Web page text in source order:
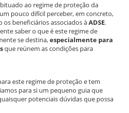
ao regime de proteção da
pouco difícil perceber, em concreto,
os beneficiários associados àADSE.
saber o que é este regime de
se destina,especialmente para
que reúnem as condições para
este regime de proteção e tem
para si um pequeno guia que
potenciais dúvidas que possa